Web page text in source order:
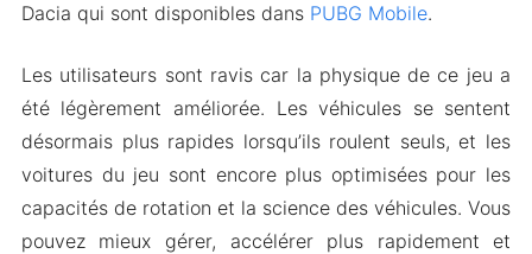
Dacia qui sont disponibles dans PUBG Mobile.
Les utilisateurs sont ravis car la physique de ce jeu a
été légèrement améliorée. Les véhicules se sentent
désormais plus rapides lorsqu’ils roulent seuls, et les
voitures du jeu sont encore plus optimisées pour les
capacités de rotation et la science des véhicules. Vous
pouvez mieux gérer, accélérer plus rapidement et